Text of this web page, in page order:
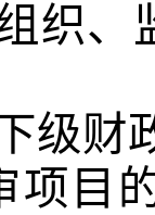
组织
级
项目